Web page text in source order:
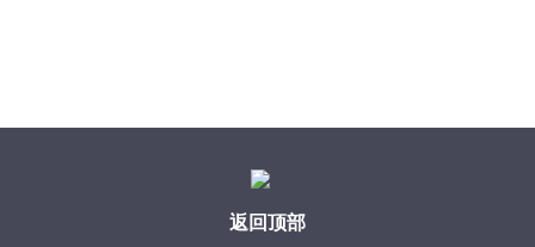
返回顶部